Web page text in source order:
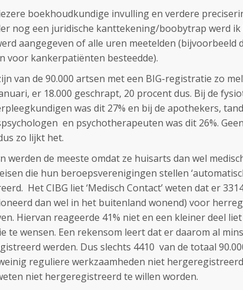
boekhoudkundige invulling en verdere
nog een juridische kanttekening/boobytrap werd
aangegeven of alle uren meetelden (bijvoorbeeld
voor kankerpatiënten besteedde).
van de 90.000 artsen met een BIG-registratie zo
er 18.000 geschrapt, 20 procent dus. Bij de
was dit 27% en bij de apothekers,
en psychotherapeuten was dit 26%.
zo lijkt het.
werden de meeste omdat ze huisarts dan wel
die hun beroepsverenigingen stellen
Het CIBG liet ‘Medisch Contact’ weten dat er
dan wel in het buitenland wonend) voor
Hiervan reageerde 41% niet en een kleiner deel
te wensen. Een rekensom leert dat er daarom al
werden. Dus slechts 4410 van de totaal
reguliere werkzaamheden niet
niet hergeregistreerd te willen worden.